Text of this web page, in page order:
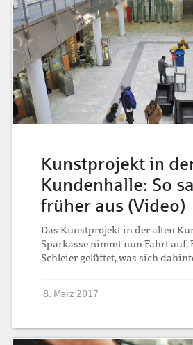
Kunstprojekt in
Kundenhalle: So
früher aus (Video)
Das Kunstprojekt in der alten
Sparkasse nimmt nun Fahrt auf.
Schleier gelüftet, was sich
8. März 2017